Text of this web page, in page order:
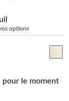
options
pour le moment